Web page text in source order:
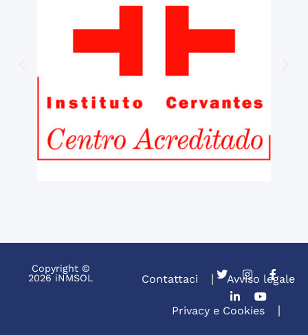
Copyright ©
2026 iNMSOL
Contattaci Avviso legale
Privacy e Cookies